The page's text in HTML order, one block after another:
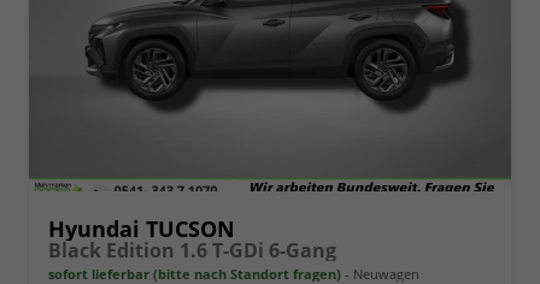
Hyundai TUCSON
Black Edition 1.6 T-GDi 6-Gang
sofort lieferbar (bitte nach Standort fragen) Neuwagen